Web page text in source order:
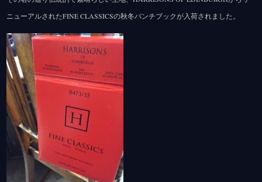
ニューアルされたFINE CLASSICSの秋冬バンチブックが入荷されました。